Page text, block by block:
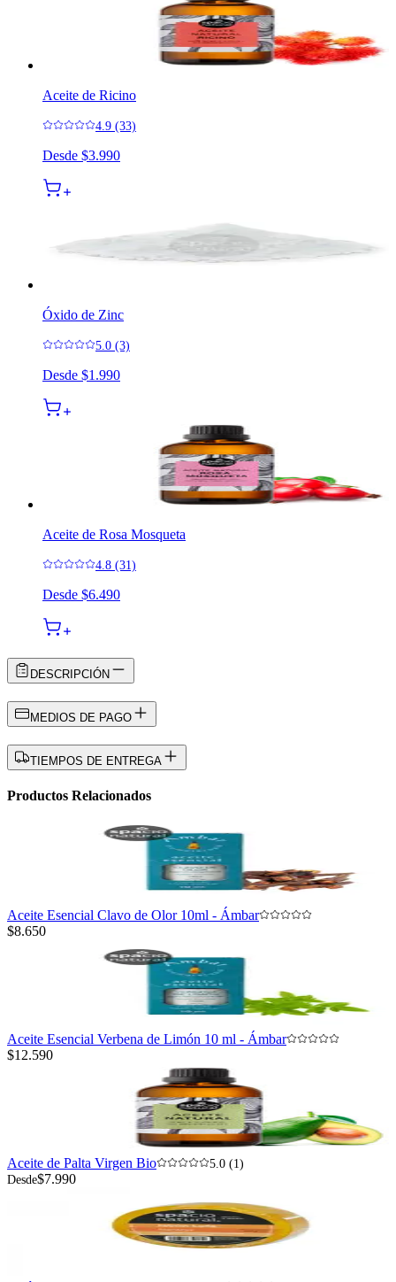
Aceite de Ricino
4.9 (33)
Desde $3.990
Óxido de Zinc
5.0 (3)
Desde $1.990
Aceite de Rosa Mosqueta
4.8 (31)
Desde $6.490
DESCRIPCIÓN
MEDIOS DE PAGO
TIEMPOS DE ENTREGA
Productos Relacionados
Aceite Esencial Clavo de Olor 10ml - Ámbar
$8.650
Aceite Esencial Verbena de Limón 10 ml - Ámbar
$12.590
Aceite de Palta Virgen Bio
5.0 (1)
Desde$7.990